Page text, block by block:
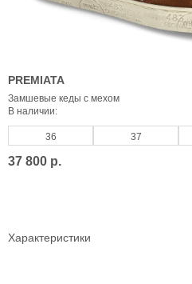
PREMIATA
Замшевые кеды с мехом
В наличии:
36 37
37 800 р.
Характеристики